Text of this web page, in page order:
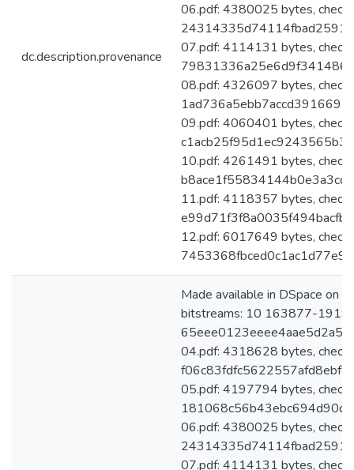
dc.description.provenance
06.pdf: 4380025 bytes,
07.pdf: 4114131 bytes,
08.pdf: 4326097 bytes,
09.pdf: 4060401 bytes,
10.pdf: 4261491 bytes,
11.pdf: 4118357 bytes,
12.pdf: 6017649 bytes,
Made available in DSpace on
bitstreams: 10 163877-
04.pdf: 4318628 bytes,
05.pdf: 4197794 bytes,
06.pdf: 4380025 bytes,
07.pdf: 4114131 bytes,